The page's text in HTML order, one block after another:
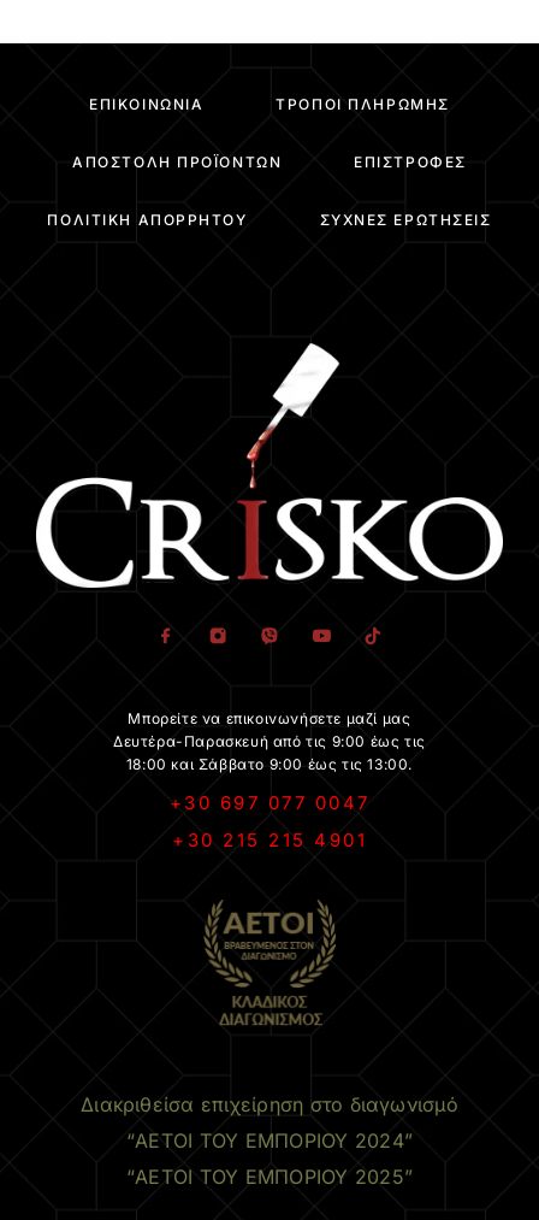
ΕΠΙΚΟΙΝΩΝΊΑ ΤΡΌΠΟΙ ΠΛΗΡΩΜΉΣ
ΑΠΟΣΤΟΛΉ ΠΡΟΪΌΝΤΩΝ ΕΠΙΣΤΡΟΦΈΣ
ΠΟΛΙΤΙΚΉ ΑΠΟΡΡΉΤΟΥ ΣΥΧΝΈΣ ΕΡΩΤΉΣΕΙΣ
Μπορείτε να επικοινωνήσετε μαζί μας
Δευτέρα-Παρασκευή από τις 9:00 έως τις
18:00 και Σάββατο 9:00 έως τις 13:00.
+30 697 077 0047
+30 215 215 4901
Διακριθείσα επιχείρηση στο διαγωνισμό
“ΑΕΤΟΙ ΤΟΥ ΕΜΠΟΡΙΟΥ 2024”
“ΑΕΤΟΙ ΤΟΥ ΕΜΠΟΡΙΟΥ 2025”